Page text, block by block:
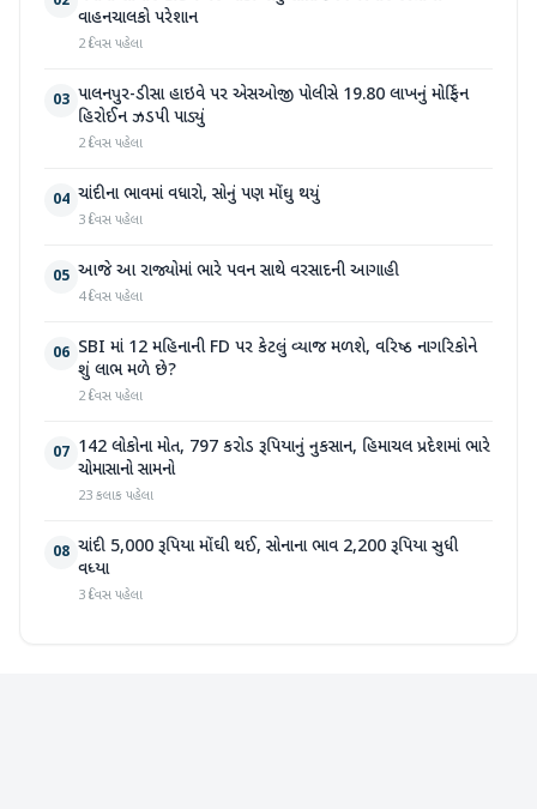
વાહનચાલકો પરેશાન
2 દિવસ પહેલા
03 પાલનપુર-ડીસા હાઇવે પર એસઓજી પોલીસે 19.80 લાખનું મોર્ફિન
હિરોઈન ઝડપી પાડ્યું
2 દિવસ પહેલા
04 ચાંદીના ભાવમાં વધારો, સોનું પણ મોંઘુ થયું
3 દિવસ પહેલા
05 આજે આ રાજ્યોમાં ભારે પવન સાથે વરસાદની આગાહી
4 દિવસ પહેલા
06 SBI માં 12 મહિનાની FD પર કેટલું વ્યાજ મળશે, વરિષ્ઠ નાગરિકોને
શું લાભ મળે છે?
2 દિવસ પહેલા
07 142 લોકોના મોત, 797 કરોડ રૂપિયાનું નુકસાન, હિમાચલ પ્રદેશમાં ભારે
ચોમાસાનો સામનો
23 કલાક પહેલા
08 ચાંદી 5,000 રૂપિયા મોંઘી થઈ, સોનાના ભાવ 2,200 રૂપિયા સુધી
વધ્યા
3 દિવસ પહેલા